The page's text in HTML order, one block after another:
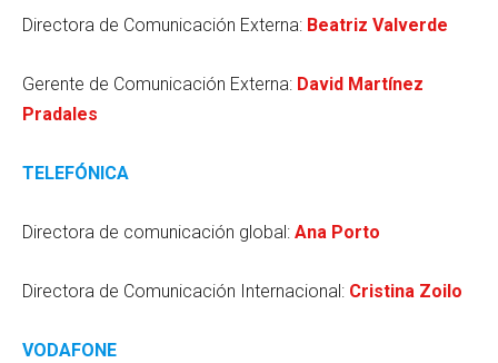
Directora de Comunicación Externa: Beatriz Valverde
Gerente de Comunicación Externa: David Martínez
Pradales
TELEFÓNICA
Directora de comunicación global: Ana Porto
Directora de Comunicación Internacional: Cristina Zoilo
VODAFONE